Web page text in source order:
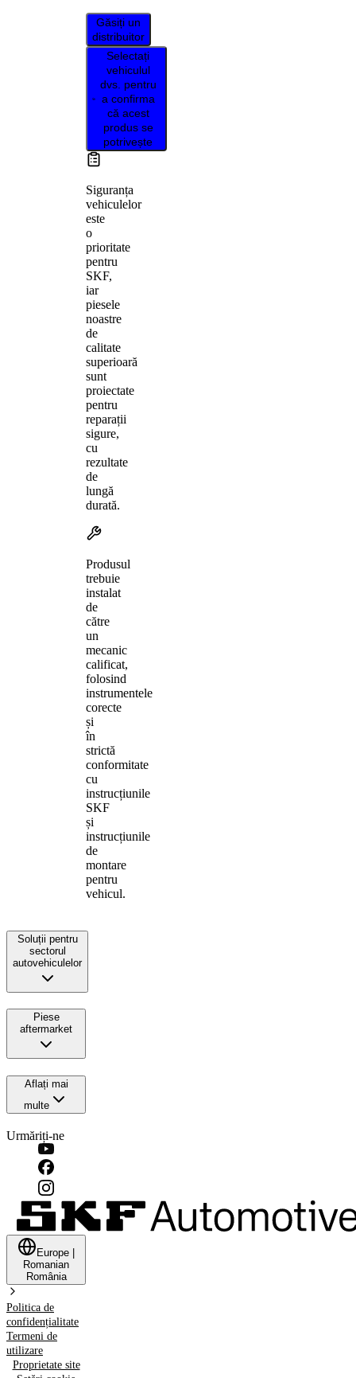
Găsiți un
distribuitor
Selectați
vehiculul
dvs. pentru
a confirma
că acest
produs se
potrivește
Siguranța
vehiculelor
este
o
prioritate
pentru
SKF,
iar
piesele
noastre
de
calitate
superioară
sunt
proiectate
pentru
reparații
sigure,
cu
rezultate
de
lungă
durată.
Produsul
trebuie
instalat
de
către
un
mecanic
calificat,
folosind
instrumentele
corecte
și
în
strictă
conformitate
cu
instrucțiunile
SKF
și
instrucțiunile
de
montare
pentru
vehicul.
Soluții pentru
sectorul
autovehiculelor
Piese
aftermarket
Aflați mai
multe
Urmăriți-ne
Europe
Romanian
România
Politica de
confidențialitate
Termeni de
utilizare
Proprietate site